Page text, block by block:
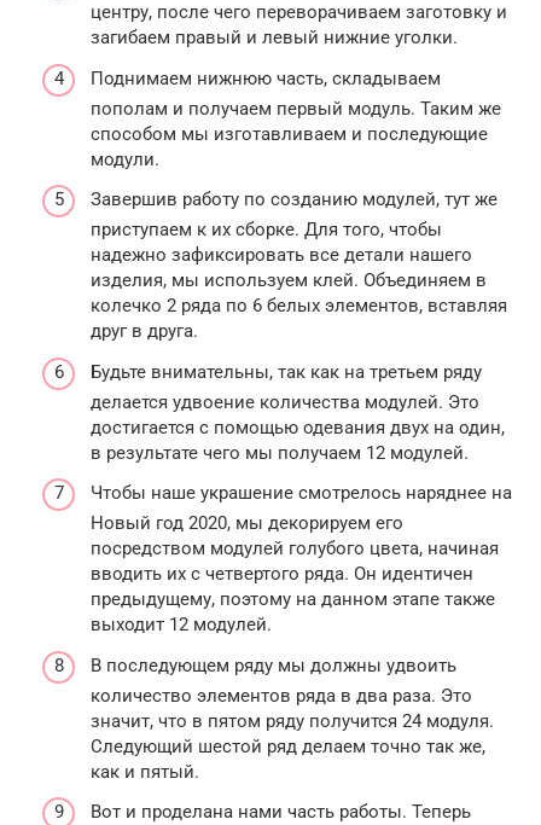
центру, после чего переворачиваем заготовку и
загибаем правый и левый нижние уголки.
Поднимаем нижнюю часть, складываем
пополам и получаем первый модуль. Таким же
способом мы изготавливаем и последующие
модули.
Завершив работу по созданию модулей, тут же
приступаем к их сборке. Для того, чтобы
надежно зафиксировать все детали нашего
изделия, мы используем клей. Объединяем в
колечко 2 ряда по 6 белых элементов, вставляя
друг в друга.
Будьте внимательны, так как на третьем ряду
делается удвоение количества модулей. Это
достигается с помощью одевания двух на один,
в результате чего мы получаем 12 модулей.
Чтобы наше украшение смотрелось наряднее на
Новый год 2020, мы декорируем его
посредством модулей голубого цвета, начиная
вводить их с четвертого ряда. Он идентичен
предыдущему, поэтому на данном этапе также
выходит 12 модулей.
В последующем ряду мы должны удвоить
количество элементов ряда в два раза. Это
значит, что в пятом ряду получится 24 модуля.
Следующий шестой ряд делаем точно так же,
как и пятый.
Вот и проделана нами часть работы. Теперь